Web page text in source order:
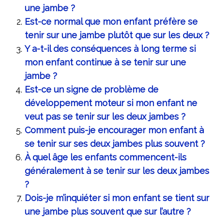
une jambe ?
Est-ce normal que mon enfant préfère se
tenir sur une jambe plutôt que sur les deux ?
Y a-t-il des conséquences à long terme si
mon enfant continue à se tenir sur une
jambe ?
Est-ce un signe de problème de
développement moteur si mon enfant ne
veut pas se tenir sur les deux jambes ?
Comment puis-je encourager mon enfant à
se tenir sur ses deux jambes plus souvent ?
À quel âge les enfants commencent-ils
généralement à se tenir sur les deux jambes
?
Dois-je m’inquiéter si mon enfant se tient sur
une jambe plus souvent que sur l’autre ?